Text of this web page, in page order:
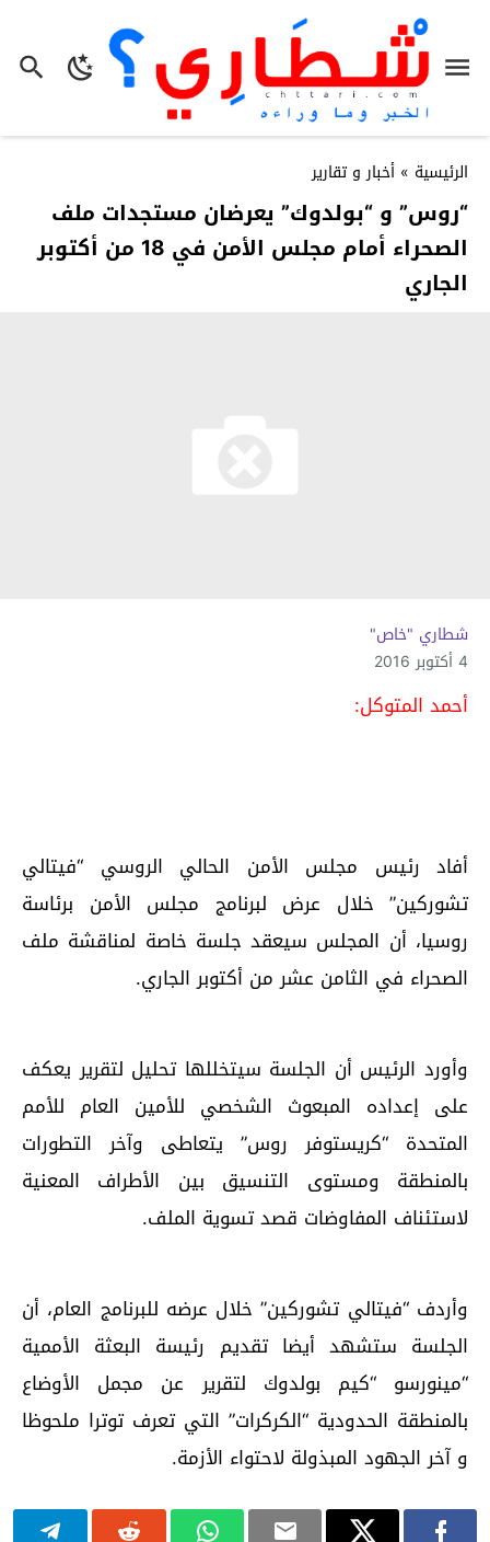
الرئيسية » أخبار و تقارير
“روس” و “بولدوك” يعرضان مستجدات ملف
الصحراء أمام مجلس الأمن في 18 من أكتوبر
الجاري
شطاري "خاص"
4 أكتوبر 2016
أحمد المتوكل:
أفاد رئيس مجلس الأمن الحالي الروسي “فيتالي
تشوركين” خلال عرض لبرنامج مجلس الأمن برئاسة
روسيا، أن المجلس سيعقد جلسة خاصة لمناقشة ملف
الصحراء في الثامن عشر من أكتوبر الجاري.
وأورد الرئيس أن الجلسة سيتخللها تحليل لتقرير يعكف
على إعداده المبعوث الشخصي للأمين العام للأمم
المتحدة “كريستوفر روس” يتعاطى وآخر التطورات
بالمنطقة ومستوى التنسيق بين الأطراف المعنية
لاستئناف المفاوضات قصد تسوية الملف.
وأردف “فيتالي تشوركين” خلال عرضه للبرنامج العام، أن
الجلسة ستشهد أيضا تقديم رئيسة البعثة الأممية
“مينورسو “كيم بولدوك لتقرير عن مجمل الأوضاع
بالمنطقة الحدودية “الكركرات” التي تعرف توترا ملحوظا
و آخر الجهود المبذولة لاحتواء الأزمة.